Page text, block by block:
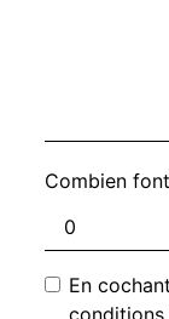
Combien
En